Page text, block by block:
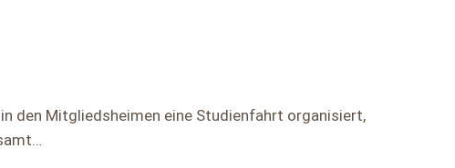
den Mitgliedsheimen eine Studienfahrt organisiert,